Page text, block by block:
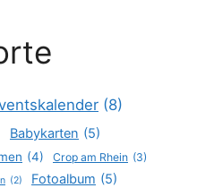
(8)
Babykarten (5)
(4) Crop am Rhein (3)
(2) Fotoalbum (5)